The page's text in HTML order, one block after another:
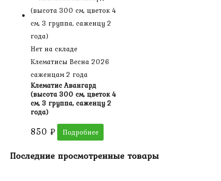
Нет на складе
Клематисы Весна 2026
саженцам 2 года
Клематис Авангард
(высота 300 см, цветок 4
см, 3 группа, саженцу 2
года)
850 ₽ Подробнее
Последние просмотренные товары